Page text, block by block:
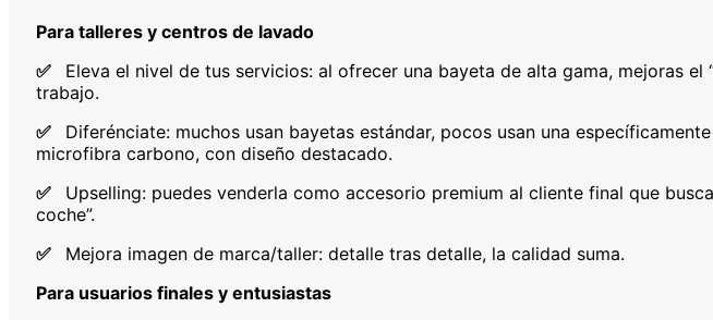
Para talleres y centros de lavado
✅
Eleva el nivel de tus servicios: al ofrecer una bayeta de alta gama, mejoras el
trabajo.
✅
Diferénciate: muchos usan bayetas estándar, pocos usan una
microfibra carbono, con diseño destacado.
✅
Upselling: puedes venderla como accesorio premium al cliente final que
coche”.
✅
Mejora imagen de marca/taller: detalle tras detalle, la calidad suma.
Para usuarios finales y entusiastas